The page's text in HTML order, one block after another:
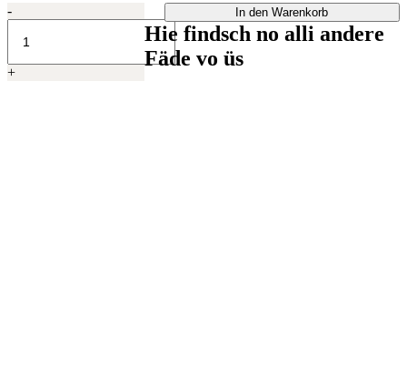
Madeira
No.
400m,
-
+
In den Warenkorb
Hie findsch no alli andere
Fäde vo üs